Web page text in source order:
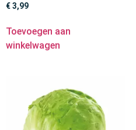
€3,99
Toevoegen aan
winkelwagen